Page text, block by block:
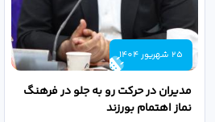
25 شهریور 1404
مدیران در حرکت رو به جلو در فرهنگ
نماز اهتمام بورزند